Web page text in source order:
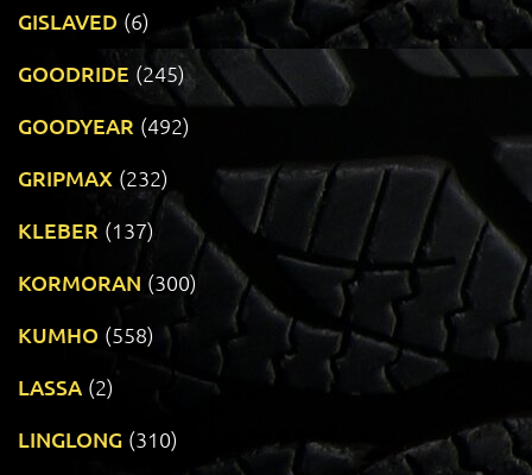
GISLAVED (6)
GOODRIDE (245)
GOODYEAR (492)
GRIPMAX (232)
KLEBER (137)
KORMORAN (300)
KUMHO (558)
LASSA (2)
LINGLONG (310)